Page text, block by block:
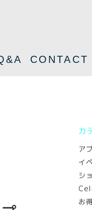
CONTACT
カ
ア
イ
シ
お